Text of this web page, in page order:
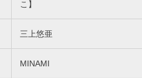
こ】
三上悠亜
MINAMI